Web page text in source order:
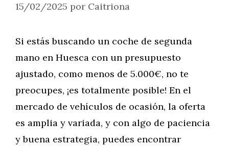
15/02/2025 por Caitriona
Si estás buscando un coche de segunda
mano en Huesca con un presupuesto
ajustado, como menos de 5.000€, no te
preocupes, ¡es totalmente posible! En el
mercado de vehículos de ocasión, la oferta
es amplia y variada, y con algo de paciencia
y buena estrategia, puedes encontrar